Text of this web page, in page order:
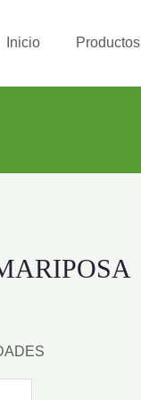
Inicio Productos